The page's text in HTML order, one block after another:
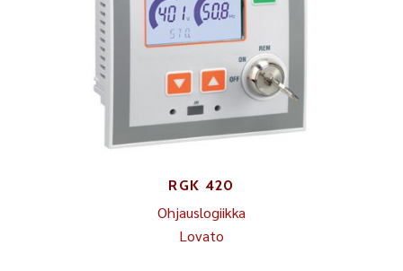
RGK 420
Ohjauslogiikka
Lovato